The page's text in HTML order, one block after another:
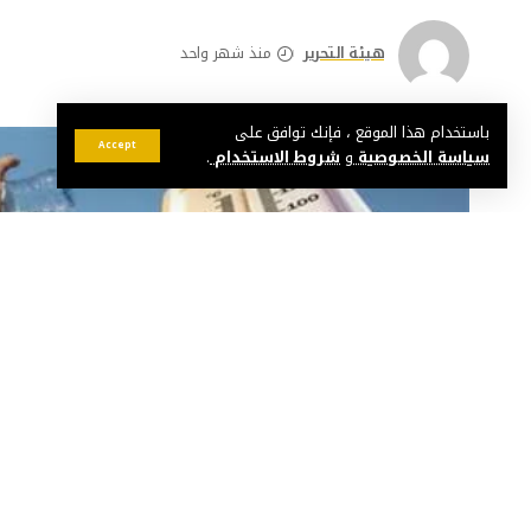
باستخدام هذا الموقع ، فإنك توافق على
سياسة الخصوصيةو شروط الاستخدام.
Accept
هيئة التحرير منذ شهر واحد